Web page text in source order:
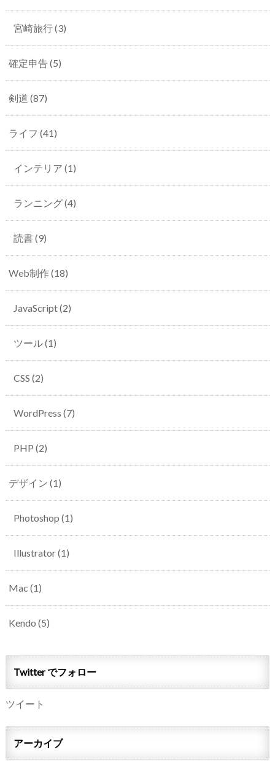
宮崎旅行(3)
確定申告(5)
剣道 (87)
ライフ (41)
インテリア (1)
ランニング(4)
読書(9)
Web制作(18)
JavaScript(2)
ツール(1)
CSS (2)
WordPress (7)
PHP (2)
デザイン (1)
Photoshop (1)
Illustrator(1)
Mac (1)
Kendo (5)
Twitter でフォロー
ツイート
アーカイブ